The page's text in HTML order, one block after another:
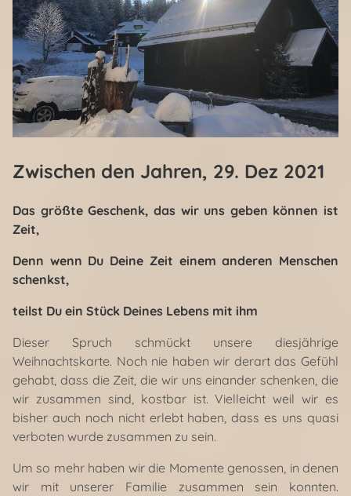
Zwischen den Jahren, 29. Dez 2021
Das größte Geschenk, das wir uns geben können ist
Zeit,
Denn wenn Du Deine Zeit einem anderen Menschen
schenkst,
teilst Du ein Stück Deines Lebens mit ihm
Dieser Spruch schmückt unsere diesjährige
Weihnachtskarte. Noch nie haben wir derart das Gefühl
gehabt, dass die Zeit, die wir uns einander schenken, die
wir zusammen sind, kostbar ist. Vielleicht weil wir es
bisher auch noch nicht erlebt haben, dass es uns quasi
verboten wurde zusammen zu sein.
Um so mehr haben wir die Momente genossen, in denen
wir mit unserer Familie zusammen sein konnten.